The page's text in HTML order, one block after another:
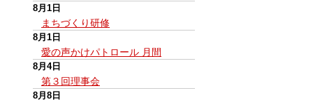
8月1日
まちづくり研修
8月1日
愛の声かけパトロール 月間
8月4日
第３回理事会
8月8日